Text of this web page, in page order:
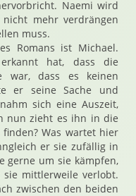
Naemi wird
mehr verdrängen
muss.
Romans ist Michael.
hat, dass die
war, dass es keinen
er seine Sache und
sich eine Auszeit,
nun zieht es ihn in die
Was wartet hier
er sie zufällig in
gerne um sie kämpfen,
mittlerweile verlobt.
zwischen den beiden